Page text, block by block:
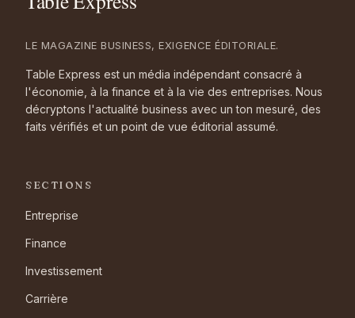
LE MAGAZINE BUSINESS, EXIGENCE ÉDITORIALE.
Table Express est un média indépendant consacré à
l'économie, à la finance et à la vie des entreprises. Nous
décryptons l'actualité business avec un ton mesuré, des
faits vérifiés et un point de vue éditorial assumé.
SECTIONS
Entreprise
Finance
Investissement
Carrière